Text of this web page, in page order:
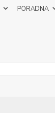
PORADNA